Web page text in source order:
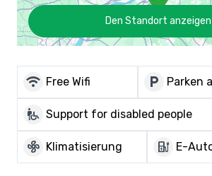
Den Standort anzeigen
wifi Free Wifi local_parking Parken
wheelchair_pickup Support for disabled people
mode_fan Klimatisierung ev_charger E-